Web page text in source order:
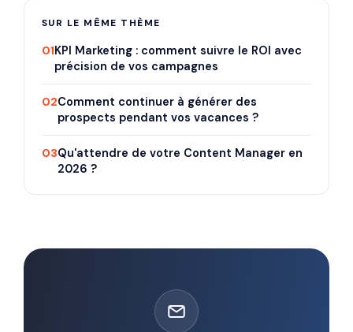
SUR LE MÊME THÈME
01KPI Marketing : comment suivre le ROI avec
précision de vos campagnes
02Comment continuer à générer des
prospects pendant vos vacances ?
03Qu'attendre de votre Content Manager en
2026 ?